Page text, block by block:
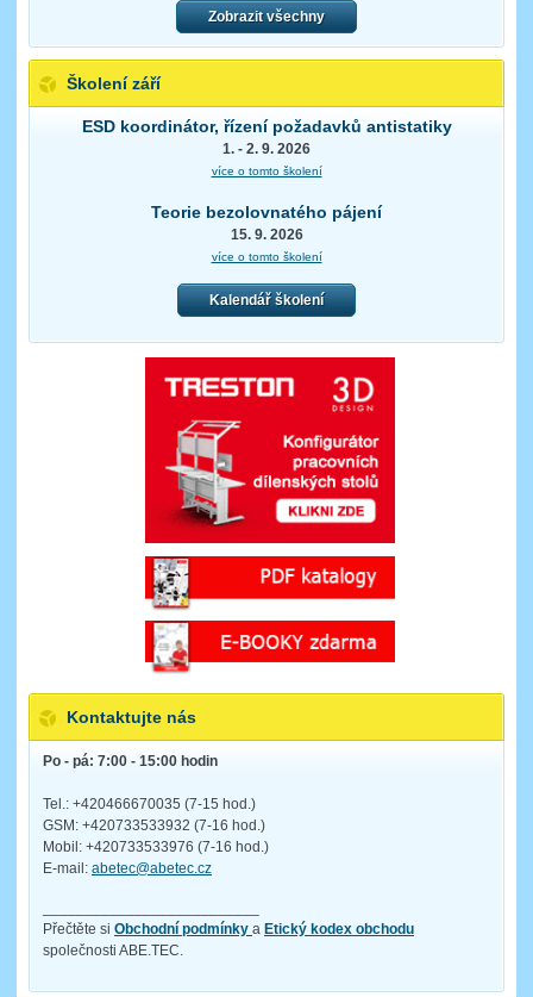
Zobrazit všechny
Školení září
ESD koordinátor, řízení požadavků antistatiky
1. - 2. 9. 2026
více o tomto školení
Teorie bezolovnatého pájení
15. 9. 2026
více o tomto školení
Kalendář školení
Kontaktujte nás
Po - pá: 7:00 - 15:00 hodin
Tel.: +420466670035 (7-15 hod.)
GSM: +420733533932 (7-16 hod.)
Mobil: +420733533976 (7-16 hod.)
E-mail: abetec@abetec.cz
Přečtěte si Obchodní podmínky a Etický kodex obchodu
společnosti ABE.TEC.